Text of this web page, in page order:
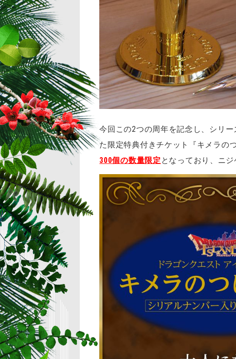
今回この2つの周年を記念し、シリ
た限定特典付きチケット『キメラの
300個の数量限定 となっており、ニ